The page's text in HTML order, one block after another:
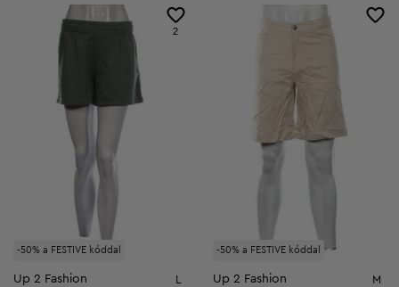
-50% a FESTIVE kóddal
2
Up 2 Fashion
-50% a FESTIVE kóddal
Up 2 Fashion M